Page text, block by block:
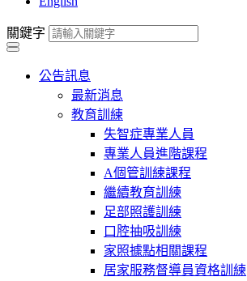
關鍵字
公告訊息
最新消息
教育訓練
失智症專業人員
專業人員進階課程
A個管訓練課程
繼續教育訓練
足部照護訓練
口腔抽吸訓練
家照據點相關課程
居家服務督導員資格訓練